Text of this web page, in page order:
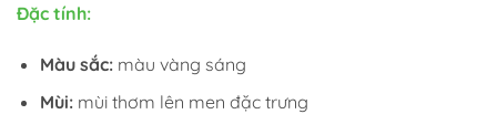
Đặc tính:
Màu sắc:màu vàng sáng
Mùi:mùi thơm lên men đặc trưng